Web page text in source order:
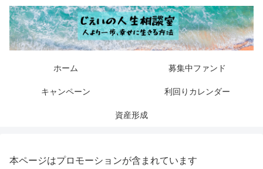
ホーム 募集中ファンド
キャンペーン 利回りカレンダー
資産形成
本ページはプロモーションが含まれています